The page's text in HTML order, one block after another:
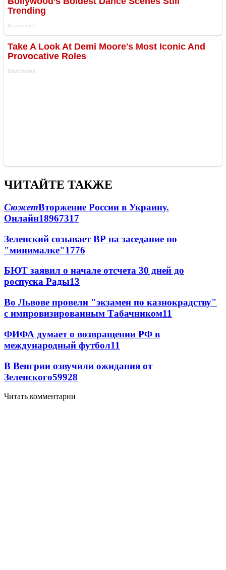
ЧИТАЙТЕ ТАКЖЕ
СюжетВторжение России в Украину.
Онлайн18967317
Зеленский созывает ВР на заседание по
"минималке"1776
БЮТ заявил о начале отсчета 30 дней до
роспуска Рады13
Во Львове провели "экзамен по казнокрадству"
с импровизированным Табачником11
ФИФА думает о возвращении РФ в
международный футбол11
В Венгрии озвучили ожидания от
Зеленского59928
Читать комментарии